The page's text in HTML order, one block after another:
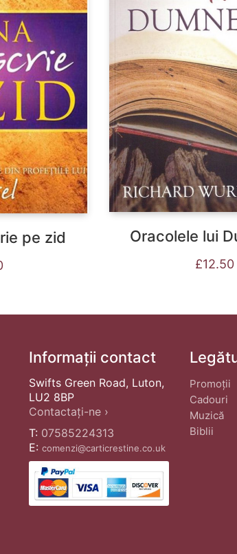
pe zid Oracolele lui
£12.50
Informații contact
Swifts Green Road, Luton,
LU2 8BP
Contactați-ne ›
T: 07585224313
E: comenzi@carticrestine.co.uk
Promoții
Cadouri
Muzică
Biblii